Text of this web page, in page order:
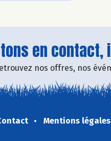
en
nos offres, nos
Mentions légales